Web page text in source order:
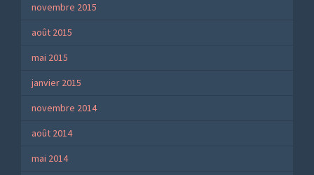
novembre 2015
août 2015
mai 2015
janvier 2015
novembre 2014
août 2014
mai 2014